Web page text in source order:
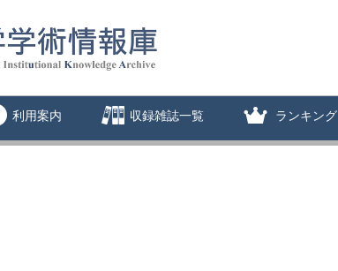
利用案内 収録雑誌一覧 ランキング